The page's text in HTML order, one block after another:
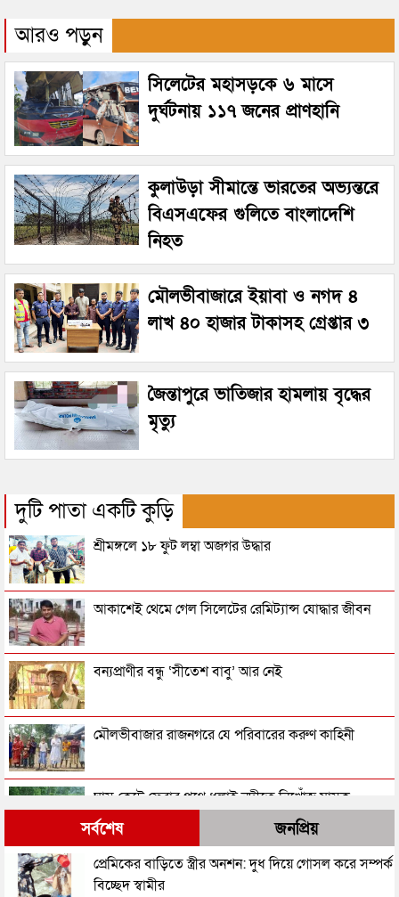
আরও পড়ুন
সিলেটের মহাসড়কে ৬ মাসে
দুর্ঘটনায় ১১৭ জনের প্রাণহানি
কুলাউড়া সীমান্তে ভারতের অভ্যন্তরে
বিএসএফের গুলিতে বাংলাদেশি
নিহত
মৌলভীবাজারে ইয়াবা ও নগদ ৪
লাখ ৪০ হাজার টাকাসহ গ্রেপ্তার ৩
জৈন্তাপুরে ভাতিজার হামলায় বৃদ্ধের
মৃত্যু
দুটি পাতা একটি কুড়ি
শ্রীমঙ্গলে ১৮ ফুট লম্বা অজগর উদ্ধার
আকাশেই থেমে গেল সিলেটের রেমিট্যান্স যোদ্ধার জীবন
বন্যপ্রাণীর বন্ধু ‘সীতেশ বাবু’ আর নেই
মৌলভীবাজার রাজনগরে যে পরিবারের করুণ কাহিনী
ঘাস কেটে ফেরার পথে ধলাই নদীতে নিখোঁজ মাসুক
শ্রীমঙ্গলে চা বাগান থেকে অজগর উদ্ধার
সর্বশেষ জনপ্রিয়
প্রেমিকের বাড়িতে স্ত্রীর অনশন: দুধ দিয়ে গোসল করে সম্পর্ক
বিচ্ছেদ স্বামীর